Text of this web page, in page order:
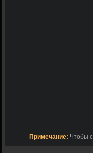
Примечание: Чтобы